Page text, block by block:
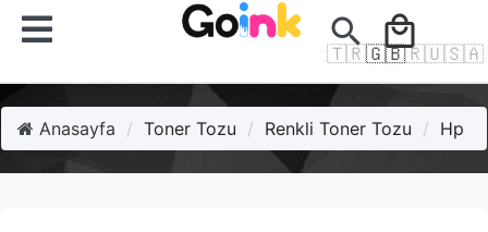
search local_mall
🇹🇷🇬🇧🇷🇺🇸🇦
Anasayfa Toner Tozu Renkli Toner Tozu Hp